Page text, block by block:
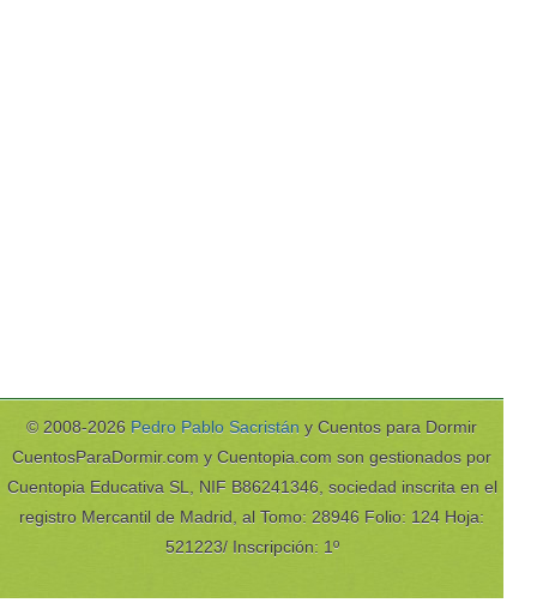
© 2008-2026 Pedro Pablo Sacristán y Cuentos para Dormir
CuentosParaDormir.com y Cuentopia.com son gestionados por
Cuentopia Educativa SL, NIF B86241346, sociedad inscrita en el
registro Mercantil de Madrid, al Tomo: 28946 Folio: 124 Hoja:
521223/ Inscripción: 1º